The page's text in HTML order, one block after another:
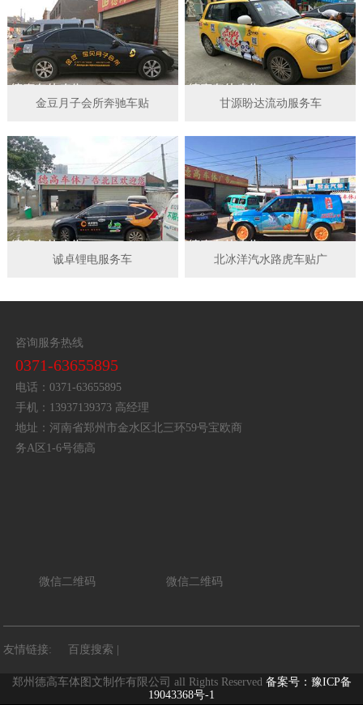
金豆月子会所奔驰车贴 甘源盼达流动服务车
诚卓锂电服务车 北冰洋汽水路虎车贴广
咨询服务热线
0371-63655895
电话：0371-63655895
手机：13937139373 高经理
地址：河南省郑州市金水区北三环59号宝欧商
务A区1-6号德高
微信二维码 微信二维码
友情链接: 百度搜索 |
郑州德高车体图文制作有限公司 all Rights Reserved 备案号：豫ICP备
19043368号-1